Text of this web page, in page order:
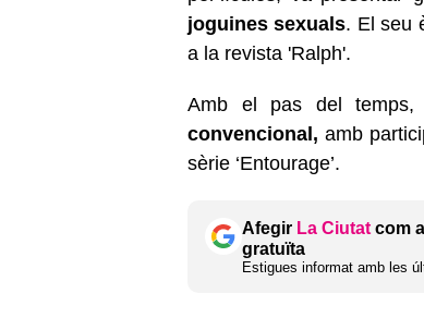
joguines sexuals. El seu
a la revista 'Ralph'.
Amb el pas del
convencional, amb
sèrie ‘Entourage’.
Afegir La Ciutat com
gratuïta
Estigues informat amb les